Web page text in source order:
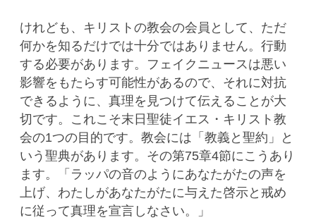
けれども、キリストの教会の会員として、ただ
何かを知るだけでは十分ではありません。行動
する必要があります。フェイクニュースは悪い
影響をもたらす可能性があるので、それに対抗
できるように、真理を見つけて伝えることが大
切です。これこそ末日聖徒イエス・キリスト教
会の1つの目的です。教会には「教義と聖約」と
いう聖典があります。その第75章4節にこうあり
ます。「ラッパの音のようにあなたがたの声を
上げ、わたしがあなたがたに与えた啓示と戒め
に従って真理を宣言しなさい。」